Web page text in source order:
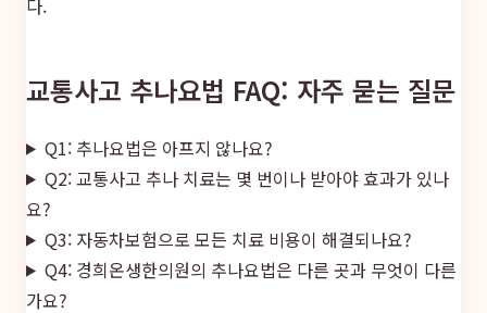
교통사고 추나요법 FAQ: 자주 묻는 질문
Q1: 추나요법은 아프지 않나요?
Q2: 교통사고 추나 치료는 몇 번이나 받아야 효과가 있나
요?
Q3: 자동차보험으로 모든 치료 비용이 해결되나요?
Q4: 경희온생한의원의 추나요법은 다른 곳과 무엇이 다른
가요?